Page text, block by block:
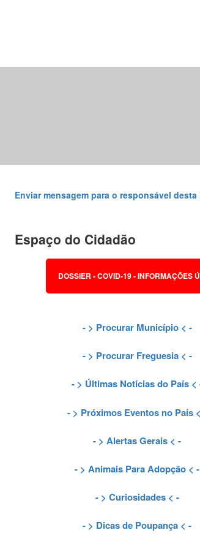
Enviar mensagem para o responsável
Espaço do Cidadão
DOSSIER - COVID-19 - INFORMAÇÕES
- > Procurar Município< -
- > Procurar Freguesia< -
- > Últimas Notícias do País <
- > Próximos Eventos no País
- > Alertas Gerais < -
- > Animais Para Adopção < -
- > Curiosidades< -
- > Dicas de Poupança < -